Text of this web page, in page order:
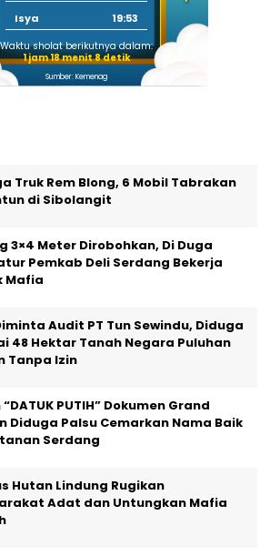
Isya
19:53
Waktu sholat berikutnya dalam:
1 jam 18 menit 7 detik
Sumber: Kemenag
Truk Rem Blong, 6 Mobil Tabrakan
di Sibolangit
3×4 Meter Dirobohkan, Di Duga
Pemkab Deli Serdang Bekerja
Mafia
Audit PT Tun Sewindu, Diduga
48 Hektar Tanah Negara Puluhan
Tanpa Izin
PUTIH” Dokumen Grand
Diduga Palsu Cemarkan Nama Baik
Serdang
Hutan Lindung Rugikan
Adat dan Untungkan Mafia